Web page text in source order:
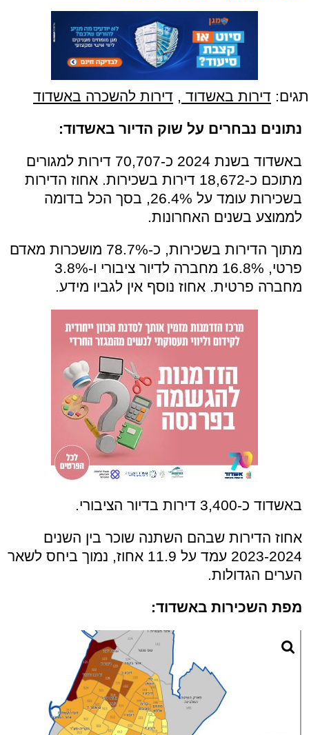
תגים: דירות באשדוד , דירות להשכרה באשדוד
נתונים נבחרים על שוק הדיור באשדוד:
באשדוד בשנת 2024 כ-70,707 דירות למגורים
מתוכם כ-18,672 דירות בשכירות. אחוז הדירות
בשכירות עומד על 26.4%, בסך הכל בדומה
לממוצע בשנים האחרונות.
מתוך הדירות בשכירות, כ-78.7% מושכרות מאדם
פרטי, 16.8% מחברה לדיור ציבורי ו-3.8%
מחברה פרטית. אחוז נוסף אין לגביו מידע.
באשדוד כ-3,400 דירות בדיור הציבורי.
אחוז הדירות שבהם השתנה שוכר בין השנים
2023-2024 עמד על 11.9 אחוז, נמוך ביחס לשאר
הערים הגדולות.
מפת השכירות באשדוד: